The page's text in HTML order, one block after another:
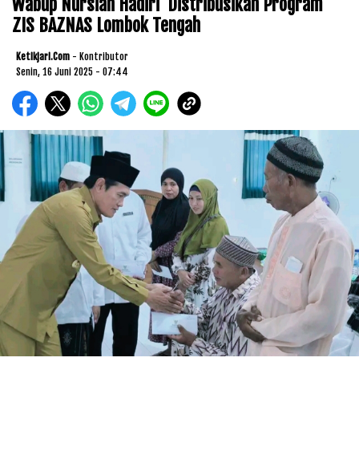
Wabup Nursiah Hadiri Distribusikan Program
ZIS BAZNAS Lombok Tengah
Ketikjari.com - Kontributor
Senin, 16 Juni 2025 - 07:44